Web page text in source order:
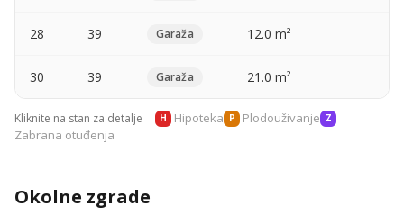
28 39 Garaža 12.0 m²
30 39 Garaža 21.0 m²
Kliknite na stan za detalje H Hipoteka P Plodouživanje Z
Zabrana otuđenja
Okolne zgrade